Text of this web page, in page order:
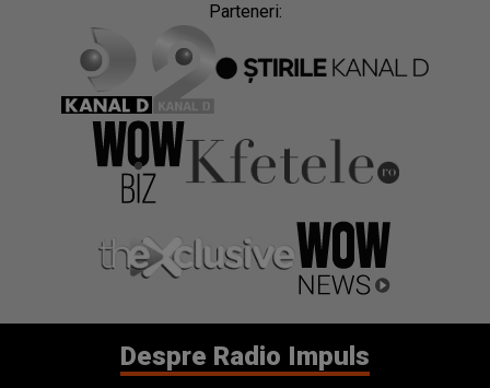
Parteneri:
Despre Radio Impuls